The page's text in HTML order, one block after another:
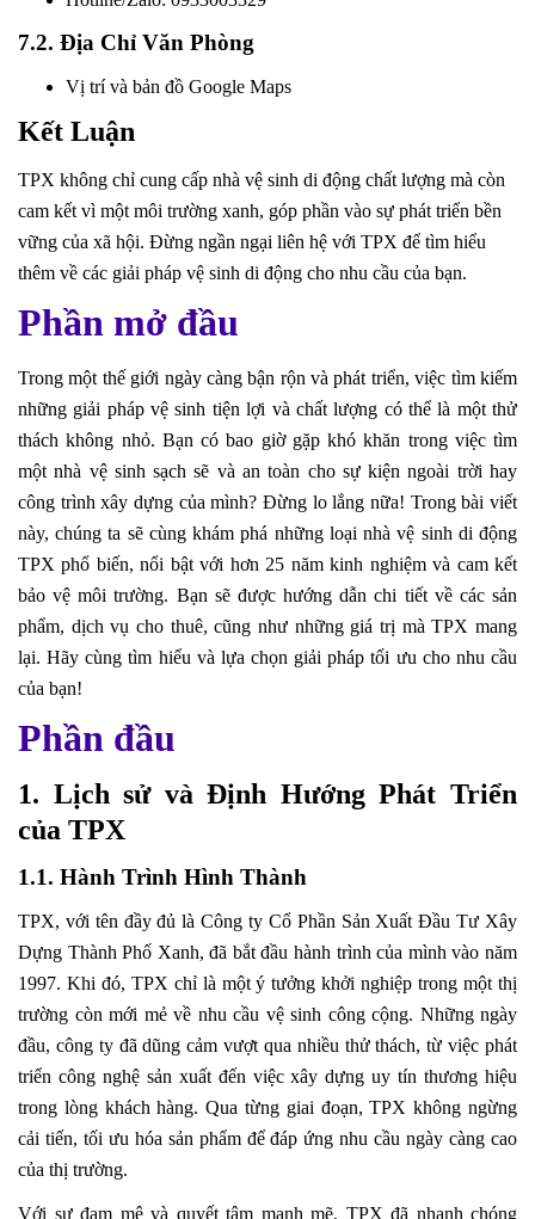
7.2. Địa Chỉ Văn Phòng
Vị trí và bản đồ Google Maps
Kết Luận
TPX không chỉ cung cấp nhà vệ sinh di động chất lượng mà còn
cam kết vì một môi trường xanh, góp phần vào sự phát triển bền
vững của xã hội. Đừng ngần ngại liên hệ với TPX để tìm hiểu
thêm về các giải pháp vệ sinh di động cho nhu cầu của bạn.
Phần mở đầu
Trong một thế giới ngày càng bận rộn và phát triển, việc tìm kiếm
những giải pháp vệ sinh tiện lợi và chất lượng có thể là một thử
thách không nhỏ. Bạn có bao giờ gặp khó khăn trong việc tìm
một nhà vệ sinh sạch sẽ và an toàn cho sự kiện ngoài trời hay
công trình xây dựng của mình? Đừng lo lắng nữa! Trong bài viết
này, chúng ta sẽ cùng khám phá những loại nhà vệ sinh di động
TPX phổ biến, nổi bật với hơn 25 năm kinh nghiệm và cam kết
bảo vệ môi trường. Bạn sẽ được hướng dẫn chi tiết về các sản
phẩm, dịch vụ cho thuê, cũng như những giá trị mà TPX mang
lại. Hãy cùng tìm hiểu và lựa chọn giải pháp tối ưu cho nhu cầu
của bạn!
Phần đầu
1. Lịch sử và Định Hướng Phát Triển
của TPX
1.1. Hành Trình Hình Thành
TPX, với tên đầy đủ là Công ty Cổ Phần Sản Xuất Đầu Tư Xây
Dựng Thành Phố Xanh, đã bắt đầu hành trình của mình vào năm
1997. Khi đó, TPX chỉ là một ý tưởng khởi nghiệp trong một thị
trường còn mới mẻ về nhu cầu vệ sinh công cộng. Những ngày
đầu, công ty đã dũng cảm vượt qua nhiều thử thách, từ việc phát
triển công nghệ sản xuất đến việc xây dựng uy tín thương hiệu
trong lòng khách hàng. Qua từng giai đoạn, TPX không ngừng
cải tiến, tối ưu hóa sản phẩm để đáp ứng nhu cầu ngày càng cao
của thị trường.
Với sự đam mê và quyết tâm mạnh mẽ, TPX đã nhanh chóng